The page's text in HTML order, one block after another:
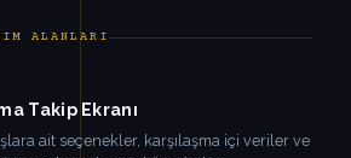
ALANLARI
Takip Ekranı
ait seçenekler, karşılaşma içi veriler ve